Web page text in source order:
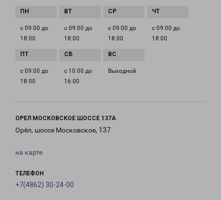
с 09:00 до
18:00
с 09:00 до
18:00
с 09:00 до
18:00
с 09:00 до
18:00
с 09:00 до
18:00
с 10:00 до
16:00
Выходной
ОРЕЛ МОСКОВСКОЕ ШОССЕ 137А
Орёл, шоссе Московское, 137
на карте
ТЕЛЕФОН
+7(4862) 30-24-00